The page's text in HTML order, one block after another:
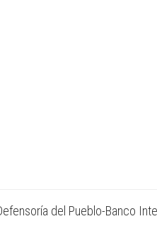
del Pueblo-Banco